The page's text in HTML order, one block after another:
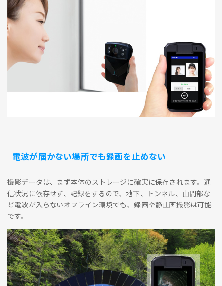
電波が届かない場所でも録画を止めない
撮影データは、まず本体のストレージに確実に保存されます。通
信状況に依存せず、記録をするので、地下、トンネル、山間部な
ど電波が入らないオフライン環境でも、録画や静止画撮影は可能
です。